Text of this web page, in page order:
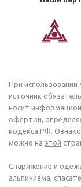
При использовании
источник
носит
офертой,
кодекса РФ.
можно на этой
Снаряжение и
альпинизма,